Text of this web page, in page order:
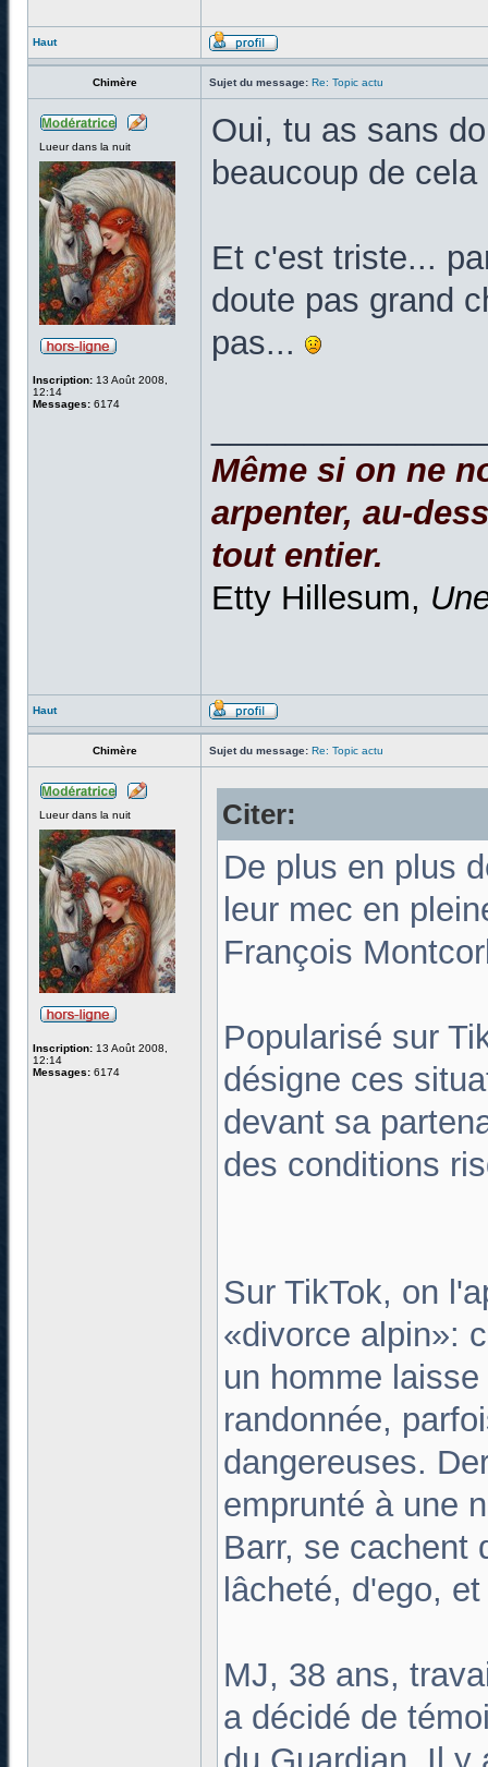
Haut
Chimère Sujet du message: Re: Topic actu
Lueur dans la nuit
Inscription: 13 Août 2008,
12:14
Messages: 6174
Oui, tu as sans
beaucoup de
Et c'est triste...
doute pas grand
pas...
Même si on ne
arpenter, au-
tout entier.
Etty Hillesum,
Haut
Chimère Sujet du message: Re: Topic actu
Lueur dans la nuit
Inscription: 13 Août 2008,
12:14
Messages: 6174
Citer:
De plus en plus
leur mec en
François
Popularisé sur
désigne ces
devant sa
des conditions
Sur TikTok, on
«divorce alpin»:
un homme
randonnée,
dangereuses.
emprunté à une
Barr, se cachent
lâcheté, d'ego,
MJ, 38 ans,
a décidé de